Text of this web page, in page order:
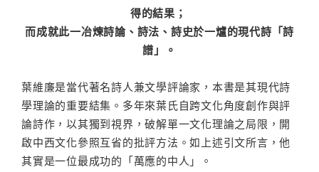
得的結果；
而成就此一冶煉詩論、詩法、詩史於一爐的現代詩「詩
譜」。
葉維廉是當代著名詩人兼文學評論家，本書是其現代詩
學理論的重要結集。多年來葉氏自跨文化角度創作與評
論詩作，以其獨到視界，破解單一文化理論之局限，開
啟中西文化參照互省的批評方法。如上述引文所言，他
其實是一位最成功的「萬應的中人」。